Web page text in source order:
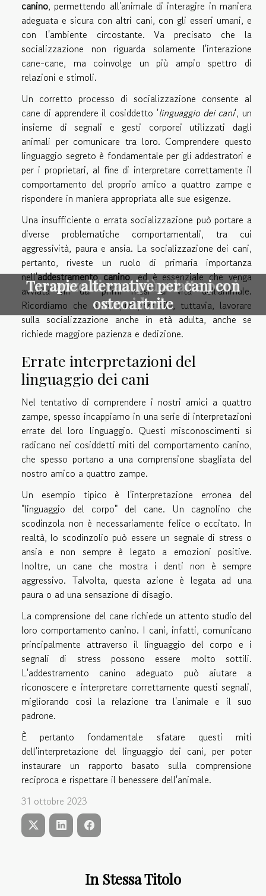
In Stessa Titolo
canino, permettendo all'animale di interagire in maniera
adeguata e sicura con altri cani, con gli esseri umani, e
con l'ambiente circostante. Va precisato che la
socializzazione non riguarda solamente l'interazione
cane-cane, ma coinvolge un più ampio spettro di
relazioni e stimoli.
Un corretto processo di socializzazione consente al
cane di apprendere il cosiddetto 'linguaggio dei cani', un
insieme di segnali e gesti corporei utilizzati dagli
animali per comunicare tra loro. Comprendere questo
linguaggio segreto è fondamentale per gli addestratori e
per i proprietari, al fine di interpretare correttamente il
comportamento del proprio amico a quattro zampe e
rispondere in maniera appropriata alle sue esigenze.
Una insufficiente o errata socializzazione può portare a
diverse problematiche comportamentali, tra cui
aggressività, paura e ansia. La socializzazione dei cani,
pertanto, riveste un ruolo di primaria importanza
nell'addestramento canino, ed è essenziale che venga
avviata fin dai primi mesi di vita dell'animale.
Ricordiamo che è sempre possibile, tuttavia, lavorare
sulla socializzazione anche in età adulta, anche se
richiede maggiore pazienza e dedizione.
Errate interpretazioni del
linguaggio dei cani
Nel tentativo di comprendere i nostri amici a quattro
zampe, spesso incappiamo in una serie di interpretazioni
errate del loro linguaggio. Questi misconoscimenti si
radicano nei cosiddetti miti del comportamento canino,
che spesso portano a una comprensione sbagliata del
nostro amico a quattro zampe.
Un esempio tipico è l'interpretazione erronea del
"linguaggio del corpo" del cane. Un cagnolino che
scodinzola non è necessariamente felice o eccitato. In
realtà, lo scodinzolio può essere un segnale di stress o
ansia e non sempre è legato a emozioni positive.
Inoltre, un cane che mostra i denti non è sempre
aggressivo. Talvolta, questa azione è legata ad una
paura o ad una sensazione di disagio.
La comprensione del cane richiede un attento studio del
loro comportamento canino. I cani, infatti, comunicano
principalmente attraverso il linguaggio del corpo e i
segnali di stress possono essere molto sottili.
L'addestramento canino adeguato può aiutare a
riconoscere e interpretare correttamente questi segnali,
migliorando così la relazione tra l'animale e il suo
padrone.
È pertanto fondamentale sfatare questi miti
dell'interpretazione del linguaggio dei cani, per poter
instaurare un rapporto basato sulla comprensione
reciproca e rispettare il benessere dell'animale.
31 ottobre 2023
Le razze di cani più adatte per i
corridori
Terapie alternative per cani con
osteoartrite